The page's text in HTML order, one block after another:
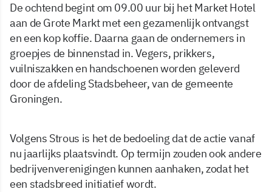
De ochtend begint om 09.00 uur bij het Market Hotel
aan de Grote Markt met een gezamenlijk ontvangst
en een kop koffie. Daarna gaan de ondernemers in
groepjes de binnenstad in. Vegers, prikkers,
vuilniszakken en handschoenen worden geleverd
door de afdeling Stadsbeheer, van de gemeente
Groningen.
Volgens Strous is het de bedoeling dat de actie vanaf
nu jaarlijks plaatsvindt. Op termijn zouden ook andere
bedrijvenverenigingen kunnen aanhaken, zodat het
een stadsbreed initiatief wordt.